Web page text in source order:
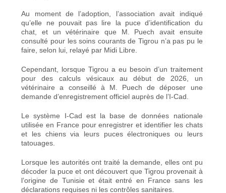
Au moment de l’adoption, l’association avait indiqué
qu’elle ne pouvait pas lire la puce d’identification du
chat, et un vétérinaire que M. Puech avait ensuite
consulté pour les soins courants de Tigrou n’a pas pu le
faire, selon lui, relayé par Midi Libre.
Cependant, lorsque Tigrou a eu besoin d’un traitement
pour des calculs vésicaux au début de 2026, un
vétérinaire a conseillé à M. Puech de déposer une
demande d’enregistrement officiel auprès de l’I-Cad.
Le système I-Cad est la base de données nationale
utilisée en France pour enregistrer et identifier les chats
et les chiens via leurs puces électroniques ou leurs
tatouages.
Lorsque les autorités ont traité la demande, elles ont pu
décoder la puce et ont découvert que Tigrou provenait à
l’origine de Tunisie et était entré en France sans les
déclarations requises ni les contrôles sanitaires.